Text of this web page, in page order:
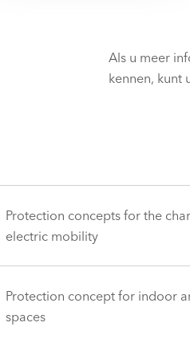
Als u meer
kennen, kunt
Protection concepts for the
electric mobility
Protection concept for indoor
spaces